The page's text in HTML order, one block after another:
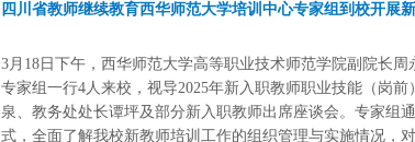
四川省教师继续教育西华师范大学培训中心专家组到校开展
3月18日下午，西华师范大学高等职业技术师范学院副院长
专家组一行4人来校，视导2025年新入职教师职业技能（岗
泉、教务处处长谭坪及部分新入职教师出席座谈会。专家组
式，全面了解我校新教师培训工作的组织管理与实施情况，